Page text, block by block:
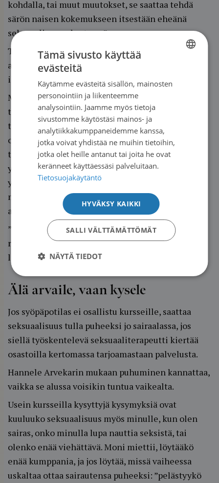
kohdalla, tai muut muutokset, se saattaa tehdä
särön naisen kokemukseen itsestään eheänä
seksuaalisena olentona.”
Toisaalta Arvekari korostaa, että joillekin näillä
asioilla on iso merkitys, kun toiset voivat vain
iloita siitä, että hoito on tehonnut.
Miehet puolestaan eivät tutkimusten mukaan
tunnu pitävän omaa viehättävyyttään kovin
tärkeänä asiana, tai eivät ainakaan myönnä
olevansa siitä huolissaan. He puhuvat usein
toiminnallisista asioista kuten kyvystään
yhdyntään. Vaikka eturauhassyöpä on miesten
yleisin syöpä, erektiota saattavat heikentää
muutkin vakavat sairaudet sekä sairauden
aiheuttama stressi.
”Keskusteluissa on kuitenkin käynyt ilmi, että
rakkaus, läheisyys ja kosketus puhuttavat yhtä
lailla naisia ja miehiä”, Arvekari sanoo.
Älä arvaile, vaan kysele
Jos syöpäpotilas ei osallistu kursseille, saattaa
seksuaalisuus tulla puheeksi jo sairaalassa, jos
siellä työskentelevä seksuaaliterapeutti kiertää
osastoilla kertomassa tarjoamastaan palvelusta.
Hannele Arvekarin mukaan puhuminen kannattaa,
vaikka se alussa voisikin tuntua vaikealta.
Usein kursseilla kysyttyjä kysymyksiä ovat
kuuluuko seksuaalisuus myös minulle, kun olen
sairas, onko minulla lupa nauttia seksistä, tai
olenko enää viehättävä. Moni miettii, löytääkö
enää kumppania, ja jos löytää, missä vaiheessa
uskaltaa ottaa sairautensa puheeksi: ”pelästyykö
SWEDISH
Tämä sivusto käyttää
evästeitä
Käytämme evästeitä sisällön, mainosten
personointiin ja liikenteemme
analysointiin. Jaamme myös tietoja
sivustomme käytöstäsi mainos- ja
analytiikkakumppaneidemme kanssa,
jotka voivat yhdistää ne muihin tietoihin,
jotka olet heille antanut tai joita he ovat
keränneet käyttäessäsi palveluitaan.
Tietosuojakäytäntö
HYVÄKSY KAIKKI
SALLI VÄLTTÄMÄTTÖMÄT
NÄYTÄ TIEDOT